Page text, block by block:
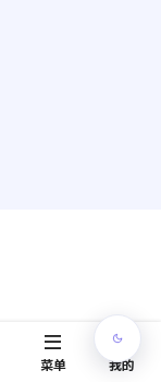
菜单 我的